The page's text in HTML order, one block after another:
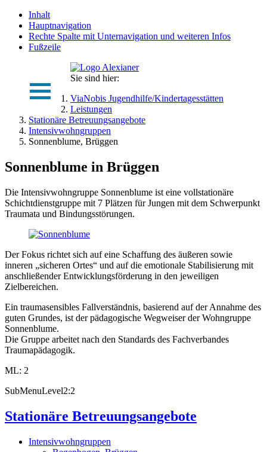
Inhalt
Hauptnavigation
Rechte Spalte mit Unternavigation und weiteren Infos
Fußzeile
Sie sind hier:
ViaNobis Jugendhilfe/Kindertagesstätten
Leistungen
Stationäre Betreuungsangebote
Intensivwohngruppen
Sonnenblume, Brüggen
Sonnenblume in Brüggen
Die Intensivwohngruppe Sonnenblume ist eine vollstationäre
Schichtdienstgruppe mit 7 Plätzen für Jungen mit dem Schwerpunkt
Traumata und Bindungsstörungen.
Der Fokus richtet sich auf eine Schaffung des äußeren sowie
inneren „sicheren Ortes“ und auf die emotionale Stabilisierung mit
anschließender Entwicklungsförderung in den jeweiligen
Zielbereichen.
Ein traumasensibles Fallverständnis, basierend auf der Annahme des
guten Grundes, ist der pädagogische Wegweiser der Wohngruppe
Sonnenblume.
Die Gruppe arbeitet nach den Standards des Fachverbandes
Traumapädagogik.
ML: 2
SubMenuLevel2:2
Stationäre Betreuungsangebote
Intensivwohngruppen